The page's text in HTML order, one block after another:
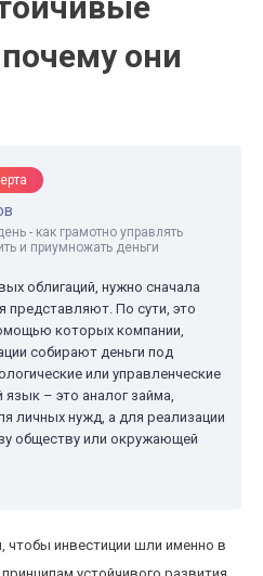
они
- как грамотно управлять
и приумножать деньги
облигаций, нужно сначала
представляют. По сути, это
которых компании,
собирают деньги под
или управленческие
– это аналог займа,
личных нужд, а для реализации
обществу или окружающей
чтобы инвестиции шли именно в